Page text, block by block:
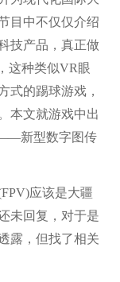
目中不仅仅介绍
技产品，真正做
这种类似VR眼
式的踢球游戏，
本文就游戏中出
新型数字图传
应该是大疆
未回复，对于是
露，但找了相关